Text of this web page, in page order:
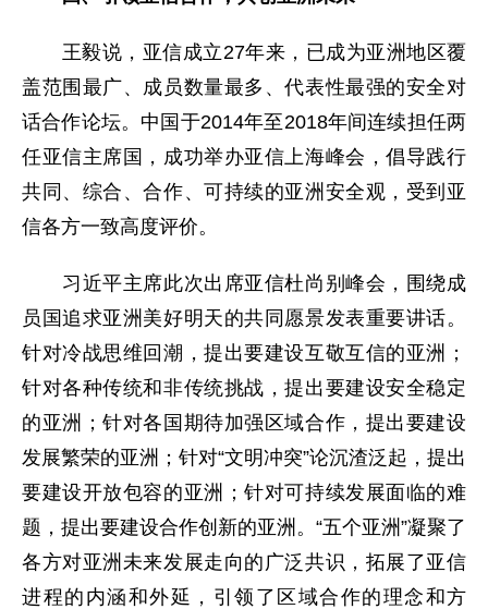
王毅说，亚信成立27年来，已成为亚洲地区覆
盖范围最广、成员数量最多、代表性最强的安全对
话合作论坛。中国于2014年至2018年间连续担任两
任亚信主席国，成功举办亚信上海峰会，倡导践行
共同、综合、合作、可持续的亚洲安全观，受到亚
信各方一致高度评价。
习近平主席此次出席亚信杜尚别峰会，围绕成
员国追求亚洲美好明天的共同愿景发表重要讲话。
针对冷战思维回潮，提出要建设互敬互信的亚洲；
针对各种传统和非传统挑战，提出要建设安全稳定
的亚洲；针对各国期待加强区域合作，提出要建设
发展繁荣的亚洲；针对“文明冲突”论沉渣泛起，提出
要建设开放包容的亚洲；针对可持续发展面临的难
题，提出要建设合作创新的亚洲。“五个亚洲”凝聚了
各方对亚洲未来发展走向的广泛共识，拓展了亚信
进程的内涵和外延，引领了区域合作的理念和方